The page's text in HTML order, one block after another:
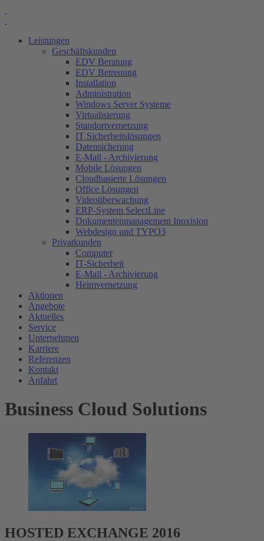
Leistungen
Geschäftskunden
EDV Beratung
EDV Betreuung
Installation
Administration
Windows Server Systeme
Virtualisierung
Standortvernetzung
IT Sicherheitslösungen
Datensicherung
E-Mail - Archivierung
Mobile Lösungen
Cloudbasierte Lösungen
Office Lösungen
Videoüberwachung
ERP-System SelectLine
Dokumentenmanagement Inoxision
Webdesign und TYPO3
Privatkunden
Computer
IT-Sicherheit
E-Mail - Archivierung
Heimvernetzung
Aktionen
Angebote
Aktuelles
Service
Unternehmen
Karriere
Referenzen
Kontakt
Anfahrt
Business Cloud Solutions
HOSTED EXCHANGE 2016